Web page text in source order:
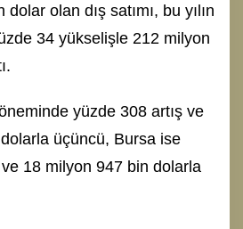
olan dış satımı, bu yılın
34 yükselişle 212 milyon
yüzde 308 artış ve
üçüncü, Bursa ise
18 milyon 947 bin dolarla